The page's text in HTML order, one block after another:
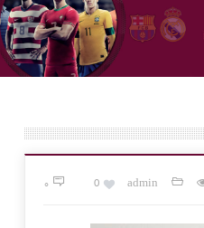
admin
0 ۰